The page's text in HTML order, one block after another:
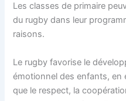
Les classes de primaire
du rugby dans leur
raisons.
Le rugby favorise le
émotionnel des enfants, en
que le respect, la